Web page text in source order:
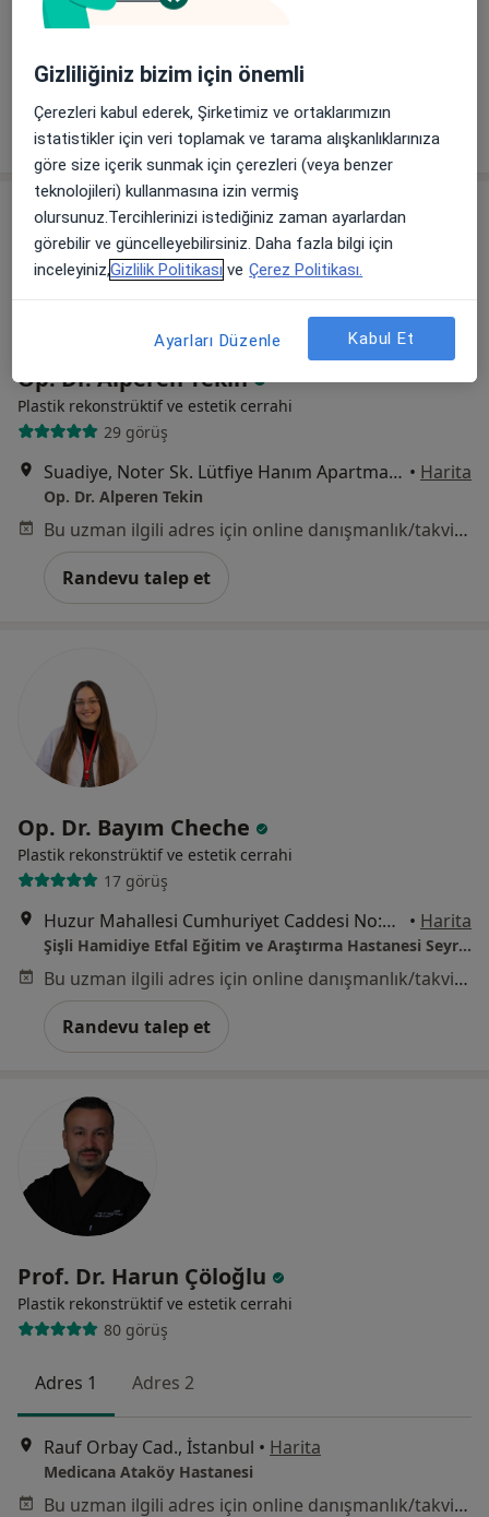
Randevu talep et
Op. Dr. Alperen Tekin
Plastik rekonstrüktif ve estetik cerrahi
29 görüş
Suadiye, Noter Sk. Lütfiye Hanım Apartmanı No: 21 Daire: 9, İstanbul • Harita
Op. Dr. Alperen Tekin
Bu uzman ilgili adres için online danışmanlık/takvim sunmuyor.
Randevu talep et
Op. Dr. Bayım Cheche
Plastik rekonstrüktif ve estetik cerrahi
17 görüş
Huzur Mahallesi Cumhuriyet Caddesi No:1 Sarıyer, İstanbul, Sarıyer • Harita
Şişli Hamidiye Etfal Eğitim ve Araştırma Hastanesi Seyrantepe Yerleşkesi
Bu uzman ilgili adres için online danışmanlık/takvim sunmuyor.
Randevu talep et
Prof. Dr. Harun Çöloğlu
Plastik rekonstrüktif ve estetik cerrahi
80 görüş
Adres 1 Adres 2
Rauf Orbay Cad., İstanbul • Harita
Medicana Ataköy Hastanesi
Bu uzman ilgili adres için online danışmanlık/takvim sunmuyor.
Gizliliğiniz bizim için önemli
Çerezleri kabul ederek, Şirketimiz ve ortaklarımızın
istatistikler için veri toplamak ve tarama alışkanlıklarınıza
göre size içerik sunmak için çerezleri (veya benzer
teknolojileri) kullanmasına izin vermiş
olursunuz.Tercihlerinizi istediğiniz zaman ayarlardan
görebilir ve güncelleyebilirsiniz. Daha fazla bilgi için
inceleyiniz,Gizlilik Politikası ve Çerez Politikası.
Ayarları Düzenle Kabul Et